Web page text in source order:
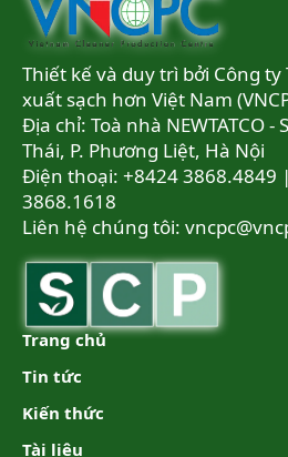
Thiết kế và duy trì bởi Công
xuất sạch hơn Việt Nam
Địa chỉ: Toà nhà NEWTATCO -
Thái, P. Phương Liệt, Hà Nội
Điện thoại: +8424 3868.4849
3868.1618
Liên hệ chúng tôi:
Trang chủ
Tin tức
Kiến thức
Tài liệu